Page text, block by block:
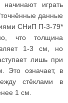
начинают играть
данные
СНиП П-3-79*
что толщина
1-3 см, но
лишь при
Это означает, в
стёклами в
1 см.